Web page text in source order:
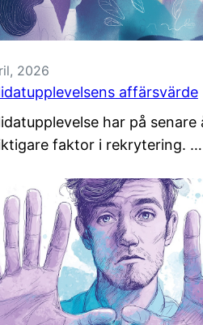
2026
affärsvärde
har på senare
faktor i rekrytering. …